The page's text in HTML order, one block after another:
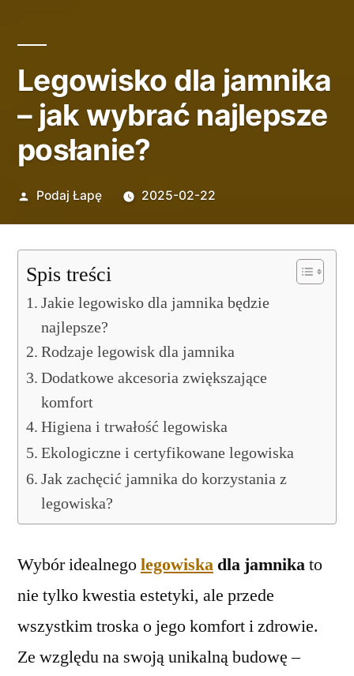
Legowisko dla jamnika
– jak wybrać najlepsze
posłanie?
Opublikowane
Podaj Łapę 2025-02-22
Spis treści
Jakie legowisko dla jamnika będzie
najlepsze?
Rodzaje legowisk dla jamnika
Dodatkowe akcesoria zwiększające
komfort
Higiena i trwałość legowiska
Ekologiczne i certyfikowane legowiska
Jak zachęcić jamnika do korzystania z
legowiska?
Wybór idealnegolegowiska dla jamnikato
nie tylko kwestia estetyki, ale przede
wszystkim troska o jego komfort i zdrowie.
Ze względu na swoją unikalną budowę –